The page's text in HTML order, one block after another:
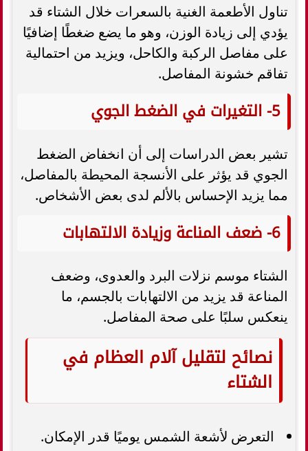
تناول الأطعمة الغنية بالسعرات خلال الشتاء قد
يؤدي إلى زيادة الوزن، وهو ما يضع ضغطًا إضافيًا
على مفاصل الركبة والكاحل، ويزيد من احتمالية
تفاقم خشونة المفاصل.
5- التغيرات في الضغط الجوي
تشير بعض الدراسات إلى أن انخفاض الضغط
الجوي قد يؤثر على الأنسجة المحيطة بالمفاصل،
مما يزيد الإحساس بالألم لدى بعض الأشخاص.
6- ضعف المناعة وزيادة الالتهابات
الشتاء موسم نزلات البرد والعدوى، وضعف
المناعة قد يزيد من الالتهابات بالجسم، ما
ينعكس سلبًا على صحة المفاصل.
نصائح لتقليل آلام العظام في
الشتاء
التعرض لأشعة الشمس يوميًا قدر الإمكان.